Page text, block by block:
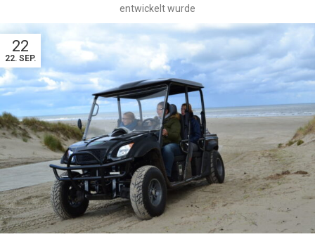
entwickelt wurde
22
22. SEP.